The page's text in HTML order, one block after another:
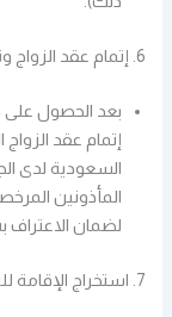
6. إتمام عقد الزواج وتوثيقه في السعودية
بعد الحصول على
إتمام عقد
السعودية لدى
المأذونين
لضمان الاعتراف
7. استخراج الإقامة للزوجة المصرية